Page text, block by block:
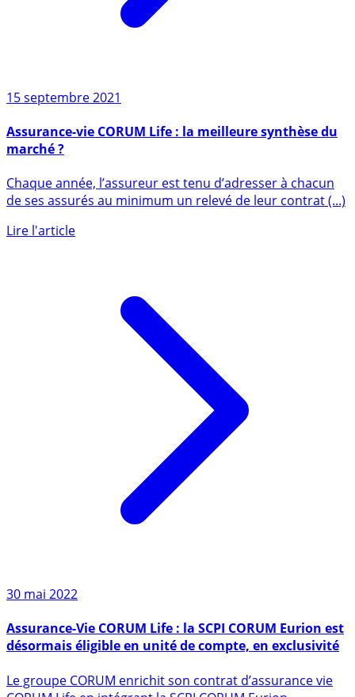
15 septembre 2021
marché ?
de ses assurés au minimum un relevé de leur contrat (...)
30 mai 2022
désormais éligible en unité de compte, en exclusivité